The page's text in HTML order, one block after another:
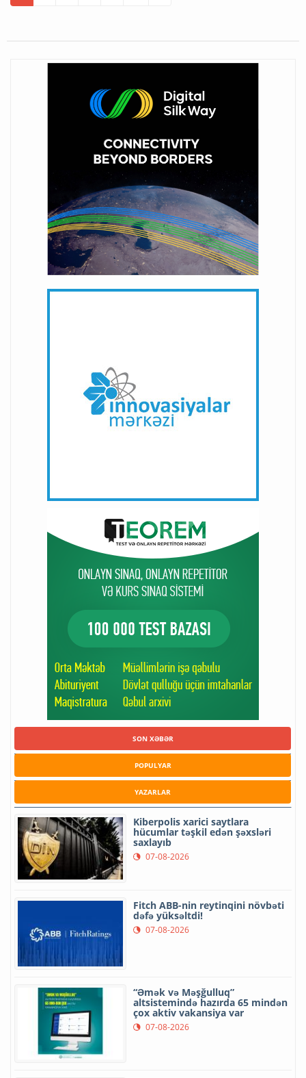
SON XƏBƏR
POPULYAR
YAZARLAR
Kiberpolis xarici saytlara
hücumlar təşkil edən şəxsləri
saxlayıb
07-08-2026
Fitch ABB-nin reytinqini növbəti
dəfə yüksəltdi!
07-08-2026
“Əmək və Məşğulluq”
altsistemində hazırda 65 mindən
çox aktiv vakansiya var
07-08-2026